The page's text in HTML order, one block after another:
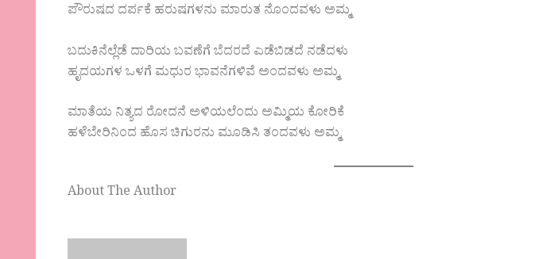
ಪೌರುಷದ ದರ್ಪಕೆ ಹರುಷಗಳನು ಮಾರುತ ನೊಂದವಳು ಅಮ್ಮ
ಬದುಕಿನೆಲ್ಲೆಡೆ ದಾರಿಯ ಬವಣೆಗೆ ಬೆದರದೆ ಎಡೆಬಿಡದೆ ನಡೆದಳು
ಹೃದಯಗಳ ಒಳಗೆ ಮಧುರ ಭಾವನೆಗಳಿವೆ ಅಂದವಳು ಅಮ್ಮ
ಮಾತೆಯ ನಿತ್ಯದ ರೋದನೆ ಅಳಿಯಲೆಂದು ಅಮ್ಮಿಯ ಕೋರಿಕೆ
ಹಳೆಬೇರಿನಿಂದ ಹೊಸ ಚಿಗುರನು ಮೂಡಿಸಿ ತಂದವಳು ಅಮ್ಮ
About The Author